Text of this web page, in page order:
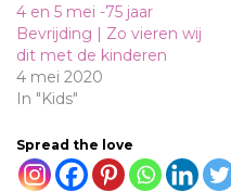
4 en 5 mei -75 jaar
Bevrijding | Zo vieren wij
dit met de kinderen
4 mei 2020
In "Kids"
Spread the love